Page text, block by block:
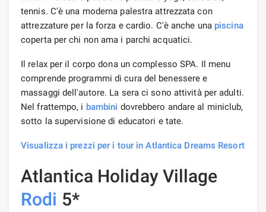
tennis. C'è una moderna palestra attrezzata con
attrezzature per la forza e cardio. C'è anche una piscina
coperta per chi non ama i parchi acquatici.
Il relax per il corpo dona un complesso SPA. Il menu
comprende programmi di cura del benessere e
massaggi dell'autore. La sera ci sono attività per adulti.
Nel frattempo, i bambini dovrebbero andare al miniclub,
sotto la supervisione di educatori e tate.
Visualizza i prezzi per i tour in Atlantica Dreams Resort
Atlantica Holiday Village
Rodi 5*